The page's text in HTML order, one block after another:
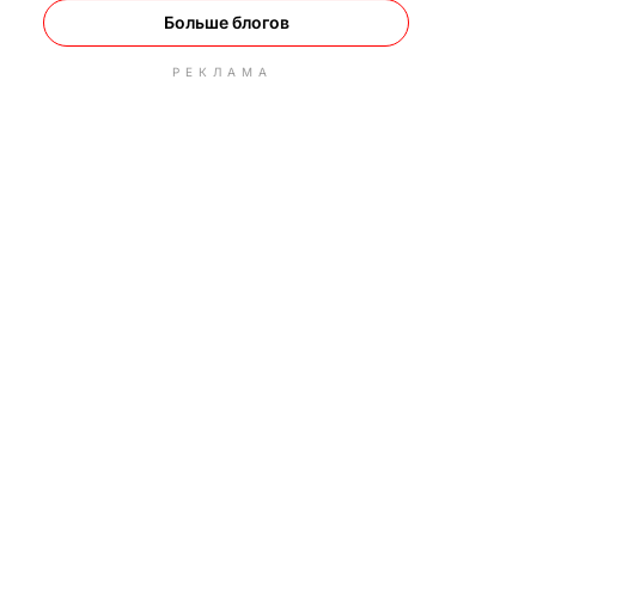
Больше блогов
РЕКЛАМА